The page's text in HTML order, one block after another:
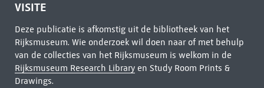
VISITE
Deze publicatie is afkomstig uit de bibliotheek van het
Rijksmuseum. Wie onderzoek wil doen naar of met behulp
van de collecties van het Rijksmuseum is welkom in de
Rijksmuseum Research Libraryen Study Room Prints &
Drawings.